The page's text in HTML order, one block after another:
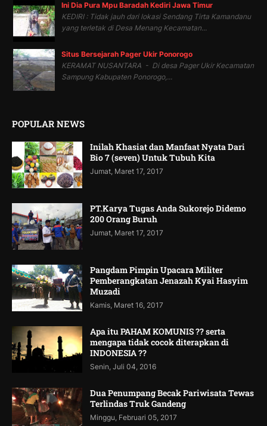
Ini Dia Pura Mpu Baradah Kediri Jawa Timur
KEDIRI : Tidak jauh dari lokasi Sendang Tirta Kamandanu
yang terletak di Desa Menang Kecamatan...
Situs Bersejarah Pager Ukir Ponorogo
KERAMAT NUSANTARA - Di desa Pager Ukir Kecamatan
Sampung Kabupaten Ponorogo,...
POPULAR NEWS
Inilah Khasiat dan Manfaat Nyata Dari
Bio 7 (seven) Untuk Tubuh Kita
Jumat, Maret 17, 2017
PT.Karya Tugas Anda Sukorejo Didemo
200 Orang Buruh
Jumat, Maret 17, 2017
Pangdam Pimpin Upacara Militer
Pemberangkatan Jenazah Kyai Hasyim
Muzadi
Kamis, Maret 16, 2017
Apa itu PAHAM KOMUNIS ?? serta
mengapa tidak cocok diterapkan di
INDONESIA ??
Senin, Juli 04, 2016
Dua Penumpang Becak Pariwisata Tewas
Terlindas Truk Gandeng
Minggu, Februari 05, 2017